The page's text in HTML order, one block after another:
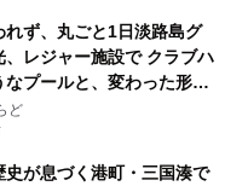
れず、丸ごと1日淡路島グ
、レジャー施設で クラブハ
なプールと、変わった形の
THE BOXY AWAJI」のお
連泊プランで
ど
史が息づく港町・三国湊で